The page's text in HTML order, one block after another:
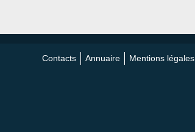
Contacts Annuaire Mentions légales